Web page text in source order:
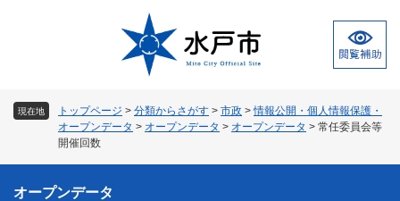
現在地 トップページ > 分類からさがす > 市政 >情報公開・個人情報保護・
オープンデータ > オープンデータ > オープンデータ > 常任委員会等
開催回数
オープンデータ